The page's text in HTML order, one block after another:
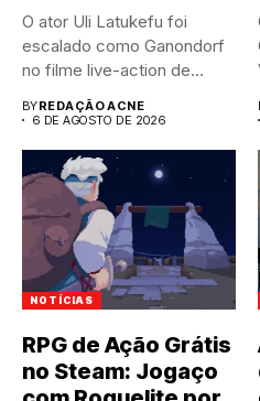
O ator Uli Latukefu foi
escalado como Ganondorf
no filme live-action de...
BYREDAÇÃO ACNE
6 DE AGOSTO DE 2026
NOTÍCIAS
RPG de Ação Grátis
no Steam: Jogaço